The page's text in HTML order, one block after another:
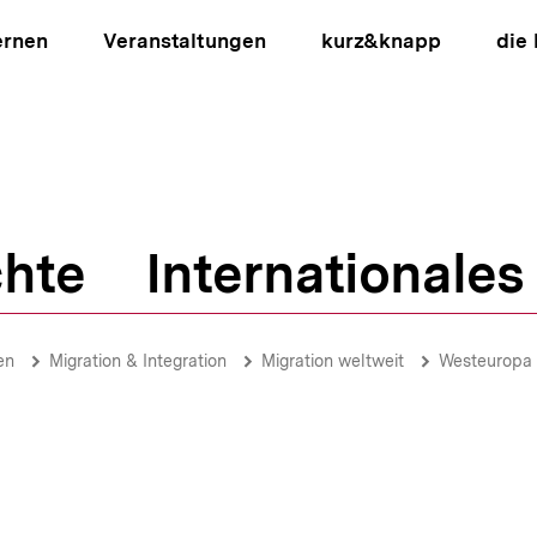
Veranstaltungen kurz&knapp die
Internationales
Migration & Integration Migration weltweit Westeuropa